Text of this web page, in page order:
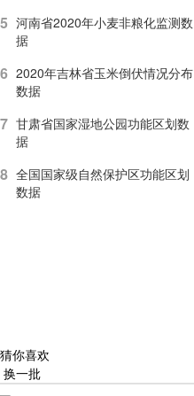
5 河南省2020年小麦非粮化监测数
据
6 2020年吉林省玉米倒伏情况分布
数据
7 甘肃省国家湿地公园功能区划数
据
8 全国国家级自然保护区功能区划
数据
猜你喜欢
换一批